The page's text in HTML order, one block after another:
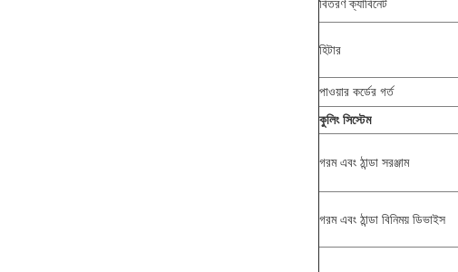
বিতরণ ক্যাবিনেট
হিটার
পাওয়ার কর্ডের গর্ত
কুলিং সিস্টেম
গরম এবং ঠান্ডা সরঞ্জাম
গরম এবং ঠান্ডা বিনিময় ডিভাইস